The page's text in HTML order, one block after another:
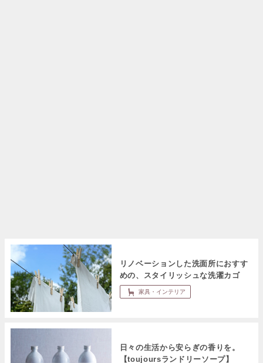
リノベーションした洗面所におすす
めの、スタイリッシュな洗濯カゴ
家具・インテリア
日々の生活から安らぎの香りを。
【toujoursランドリーソープ】